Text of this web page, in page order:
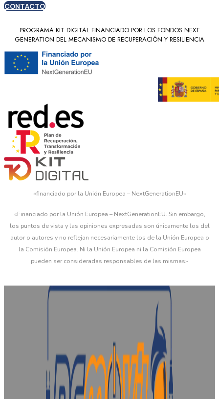
CONTACTO
PROGRAMA KIT DIGITAL FINANCIADO POR LOS FONDOS NEXT
GENERATION DEL MECANISMO DE RECUPERACIÓN Y RESILIENCIA
«financiado por la Unión Europea – NextGenerationEU»
«Financiado por la Unión Europea – NextGenerationEU. Sin embargo,
los puntos de vista y las opiniones expresadas son únicamente los del
autor o autores y no reflejan necesariamente los de la Unión Europea o
la Comisión Europea. Ni la Unión Europea ni la Comisión Europea
pueden ser consideradas responsables de las mismas»